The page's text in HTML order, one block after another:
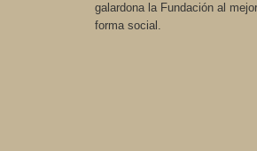
galardona la Fundación al
forma social.